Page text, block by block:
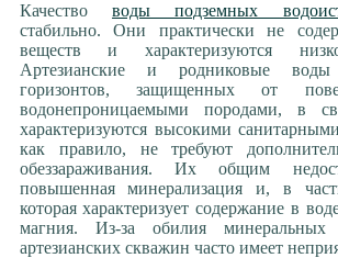
Качествоводы подземных
стабильно. Они практически не
веществ и характеризуются
Артезианские и родниковые
горизонтов, защищенных от
водонепроницаемыми породами, в
характеризуются высокими
как правило, не требуют
обеззараживания. Их общим
повышенная минерализация и, в
которая характеризует содержание в
магния. Из-за обилия
артезианских скважин часто имеет